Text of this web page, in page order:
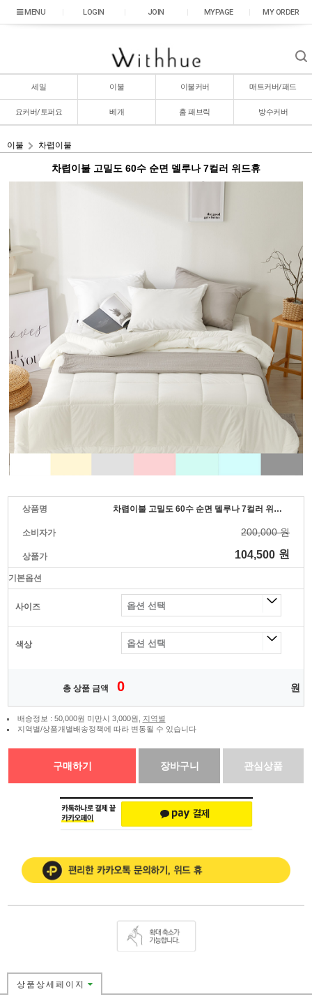
LOGIN JOIN MYPAGE MY ORDER
세일 이불 이불커버 매트커버/패드
요커버/토퍼요 베개 홈 패브릭 방수커버
이불 차렵이불
차렵이불 고밀도 60수 순면 델루나 7컬러 위드휴
상품명 차렵이불 고밀도 60수 순면 델루나 7컬러 위드휴
소비자가 200,000 원
상품가 104,500 원
기본옵션
사이즈
색상
총 상품 금액 0 원
배송정보 : 50,000원 미만시 3,000원,
지역별
지역별/상품개별배송정책에 따라 변동될 수 있습니다
구매하기 장바구니 관심상품
상품상세페이지